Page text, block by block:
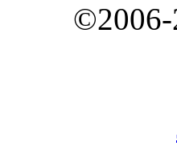
©2006-